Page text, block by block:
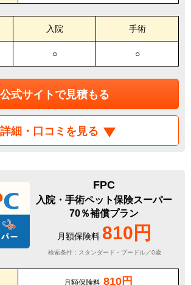
入院 手術
○ ○
公式サイトで見積もる
詳細・口コミを見る
FPC
入院・手術ペット保険スーパー
70％補償プラン
月額保険料 810円
検索条件：スタンダード・プードル／0歳
月額保険料 810円